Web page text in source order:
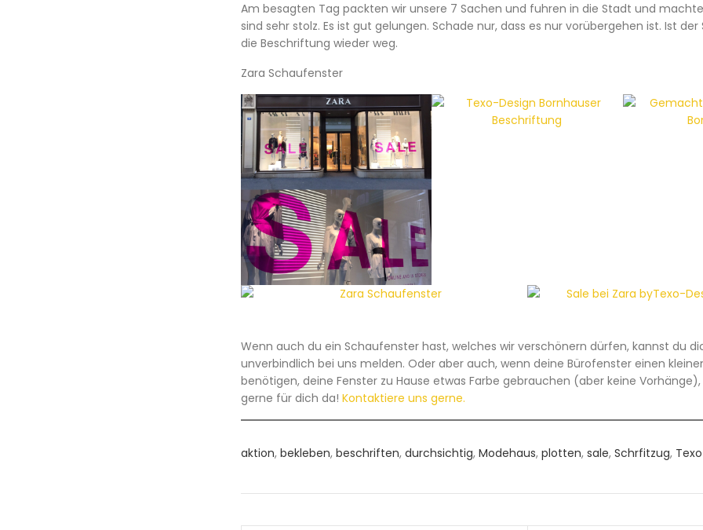
Am besagten Tag packten wir unsere 7 Sachen und fuhren in die Stadt und
sind sehr stolz. Es ist gut gelungen. Schade nur, dass es nur vorübergehen ist. Ist
die Beschriftung wieder weg.
Zara Schaufenster
Wenn auch du ein Schaufenster hast, welches wir verschönern dürfen, kannst du
unverbindlich bei uns melden. Oder aber auch, wenn deine Bürofenster einen
benötigen, deine Fenster zu Hause etwas Farbe gebrauchen (aber keine Vorhänge),
gerne für dich da! Kontaktiere uns gerne.
aktion, bekleben, beschriften, durchsichtig, Modehaus, plotten, sale, Schrfitzug,